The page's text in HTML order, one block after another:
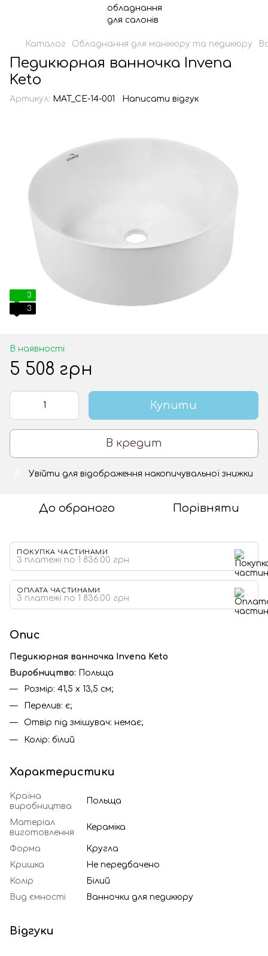
Каталог Обладнання для манікюру та педикюру
Педикюрная ванночка Invena
Keto
Артикул: MAT_CE-14-001 Написати відгук
3
3
В наявності
5 508 грн
Купити
В кредит
Увійти для відображення накопичувальної знижки
До обраного Порівняти
ПОКУПКА ЧАСТИНАМИ
3 платежі по 1 836.00 грн
ОПЛАТА ЧАСТИНАМИ
3 платежі по 1 836.00 грн
Опис
Педикюрная ванночка Invena Keto
Виробництво: Польща
Розмір: 41,5 x 13,5 см;
Перелив: є;
Отвір під змішувач: немає;
Колір: білий
Характеристики
Країна
виробництва
Польща
Матеріал
виготовлення
Кераміка
Форма
Кругла
Кришка
Не передбачено
Колір
Білий
Вид ємності
Ванночки для педикюру
Відгуки